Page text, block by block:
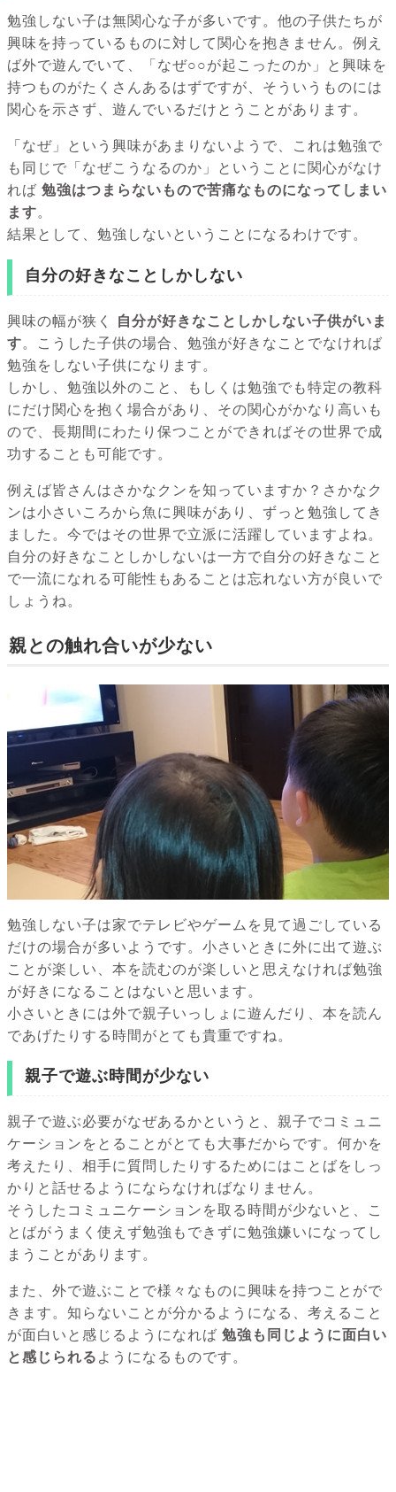
勉強しない子は無関心な子が多いです。他の子供たちが
興味を持っているものに対して関心を抱きません。例え
ば外で遊んでいて、「なぜ○○が起こったのか」と興味を
持つものがたくさんあるはずですが、そういうものには
関心を示さず、遊んでいるだけとうことがあります。
「なぜ」という興味があまりないようで、これは勉強で
も同じで「なぜこうなるのか」ということに関心がなけ
れば 勉強はつまらないもので苦痛なものになってしまい
ます。
結果として、勉強しないということになるわけです。
自分の好きなことしかしない
興味の幅が狭く
自分が好きなことしかしない子供がいま
す。こうした子供の場合、勉強が好きなことでなければ
勉強をしない子供になります。
しかし、勉強以外のこと、もしくは勉強でも特定の教科
にだけ関心を抱く場合があり、その関心がかなり高いも
ので、長期間にわたり保つことができればその世界で成
功することも可能です。
例えば皆さんはさかなクンを知っていますか？さかなク
ンは小さいころから魚に興味があり、ずっと勉強してき
ました。今ではその世界で立派に活躍していますよね。
自分の好きなことしかしないは一方で自分の好きなこと
で一流になれる可能性もあることは忘れない方が良いで
しょうね。
親との触れ合いが少ない
勉強しない子は家でテレビやゲームを見て過ごしている
だけの場合が多いようです。小さいときに外に出て遊ぶ
ことが楽しい、本を読むのが楽しいと思えなければ勉強
が好きになることはないと思います。
小さいときには外で親子いっしょに遊んだり、本を読ん
であげたりする時間がとても貴重ですね。
親子で遊ぶ時間が少ない
親子で遊ぶ必要がなぜあるかというと、親子でコミュニ
ケーションをとることがとても大事だからです。何かを
考えたり、相手に質問したりするためにはことばをしっ
かりと話せるようにならなければなりません。
そうしたコミュニケーションを取る時間が少ないと、こ
とばがうまく使えず勉強もできずに勉強嫌いになってし
まうことがあります。
また、外で遊ぶことで様々なものに興味を持つことがで
きます。知らないことが分かるようになる、考えること
が面白いと感じるようになれば 勉強も同じように面白い
と感じられる ようになるものです。